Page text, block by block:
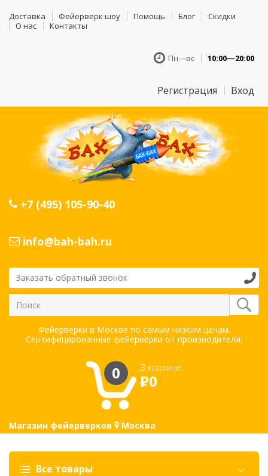
Доставка Фейерверк шоу Помощь Блог
Скидки
О нас
Контакты
Пн—вс 10:00—20:00
Регистрация Вход
+7 (495) 105-90-40
info@bah-bah.ru
Заказать обратный звонок
Фейерверки в Москве по самым низким ценам.
Сертифицированные фейерверки от производителя.
0 В корзине:
Р0
Магазин фейерверков Москва
Все товары